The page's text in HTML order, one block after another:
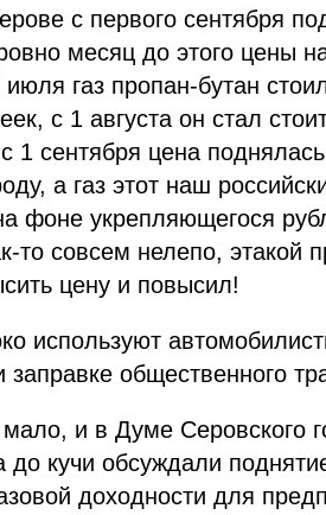
с первого сентября
месяц до этого цены
газ пропан-бутан
с 1 августа он стал
1 сентября цена
а газ этот наш
фоне укрепляющегося
то совсем нелепо, этакой
цену и повысил!
используют
заправке общественного
и в Думе Серовского
до кучи обсуждали
доходности для